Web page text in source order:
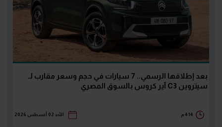
بعد إطلاقها الرسمي.. 7 سيارات في حجم وسعر مقارب لـ
سيتروين C3 آير كروس بالسوق المصري
4:14 م الأحد 02 أغسطس 2026